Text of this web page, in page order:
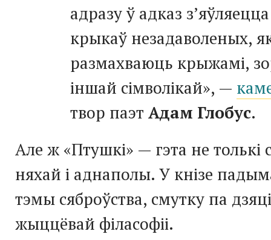
адразу ў адказ
крыкаў незадаволеных,
размахваюць крыжамі,
іншай сімволікай», —
твор паэт Адам Глобус.
Але ж «Птушкі» — гэта не толькі
няхай і аднаполы. У кнізе
тэмы сяброўства, смутку па
жыццёвай філасофіі.